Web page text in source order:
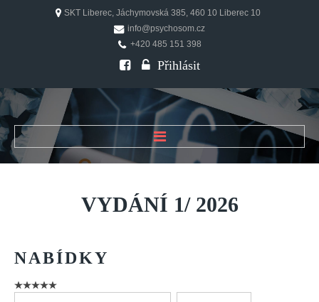
SKT Liberec, Jáchymovská 385, 460 10 Liberec 10
info@psychosom.cz
+420 485 151 398
Přihlásit
ÚVOD
O ČASOPISU
Historie
VYDÁNÍ 1/ 2026
NABÍDKY